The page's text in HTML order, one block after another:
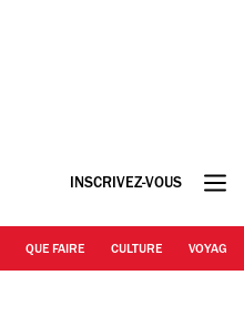
INSCRIVEZ-VOUS
QUE FAIRE CULTURE VOYAGE